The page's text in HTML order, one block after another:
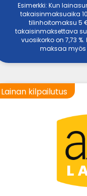
Esimerkki: Kun
takaisinmaksuaika
tilinhoitomaksu 5
takaisinmaksettava
vuosikorko on 7,73
maksaa
Lainan kilpailutus